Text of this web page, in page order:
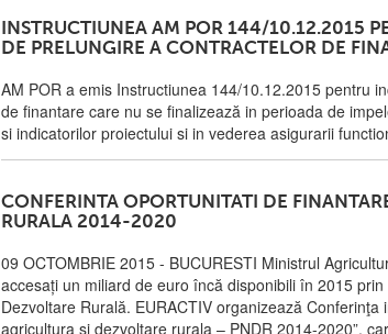
INSTRUCTIUNEA AM POR 144/10.12.2015
DE PRELUNGIRE A CONTRACTELOR DE
AM POR a emis Instructiunea 144/10.12.2015 pentru
de finantare care nu se finalizează in perioada de
si indicatorilor proiectului si in vederea asigurarii
CONFERINTA OPORTUNITATI DE
RURALA 2014-2020
09 OCTOMBRIE 2015 - BUCURESTI Ministrul
accesați un miliard de euro încă disponibili în 2015
Dezvoltare Rurală. EURACTIV organizează
agricultura si dezvoltare rurala – PNDR 2014-2020”,